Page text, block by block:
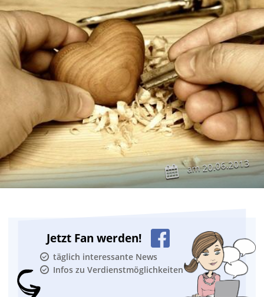
am20.06.2013
Jetzt Fan werden!
täglich interessante News
Infos zu Verdienstmöglichkeiten